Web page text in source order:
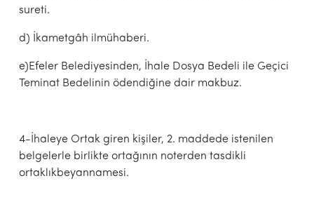
sureti.
d) İkametgâh ilmühaberi.
e)Efeler Belediyesinden, İhale Dosya Bedeli ile Geçici
Teminat Bedelinin ödendiğine dair makbuz.
4-İhaleye Ortak giren kişiler, 2. maddede istenilen
belgelerle birlikte ortağının noterden tasdikli
ortaklıkbeyannamesi.